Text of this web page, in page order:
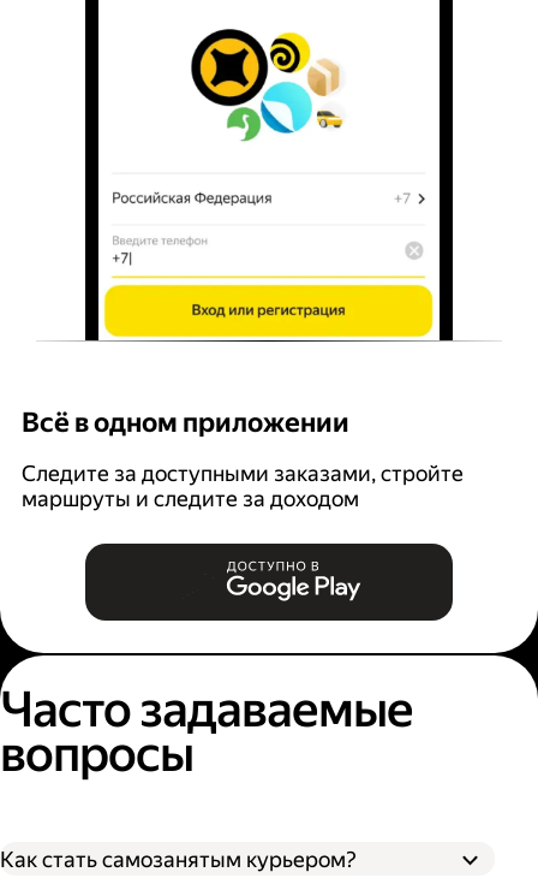
Всё в одном приложении
Следите за доступными заказами, стройте
маршруты и следите за доходом
Часто задаваемые
вопросы
Как стать самозанятым курьером?